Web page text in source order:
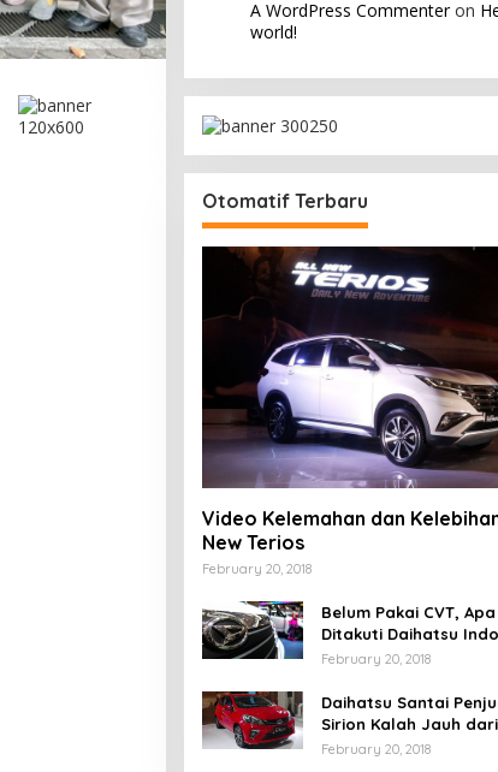
A WordPress Commenteron
world!
Otomatif Terbaru
Video Kelemahan dan
New Terios
February 20, 2018
Belum Pakai CVT,
Ditakuti Daihatsu
February 20, 2018
Daihatsu Santai
Sirion Kalah Jauh
LCGC
February 20, 2018